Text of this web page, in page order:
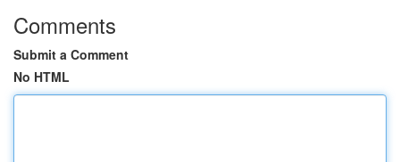
Comments
Submit a Comment
No HTML